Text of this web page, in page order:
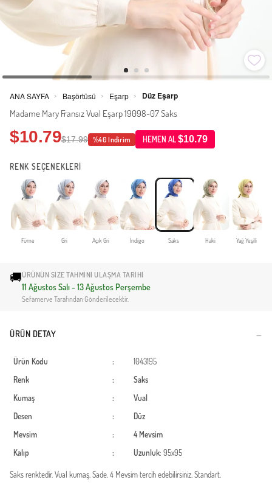
ANA SAYFA > Başörtüsü > Eşarp > Düz Eşarp
Madame Mary Fransız Vual Eşarp 19098-07 Saks
$10.79$17.99 %40 İndirim HEMEN AL$10.79
RENK SEÇENEKLERİ
Füme Gri Açık Gri İndigo Saks Haki Yağ Yeşili
🚚ÜRÜNÜN SIZE TAHMINI ULAŞMA TARIHI
11 Ağustos Salı - 13 Ağustos Perşembe
Sefamerve Tarafından Gönderilecektir.
ÜRÜN DETAY
Ürün Kodu :
1043195
Renk
:
Saks
Kumaş
:
Vual
Desen
:
Düz
Mevsim
:
4 Mevsim
Kalıp
: Uzunluk: 95x95
Saks renktedir. Vual kumaş. Sade. 4 Mevsim tercih edebilirsiniz. Standart.